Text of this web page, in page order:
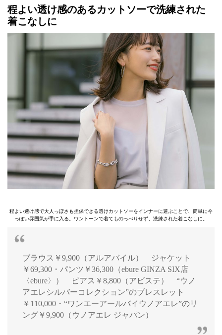
程よい透け感のあるカットソーで洗練された
着こなしに
程よい透け感で大人っぽさも担保できる透けカットソーをインナーに選ぶことで、簡単に今
っぽい雰囲気が手に入る。ワントーンで着てものっぺりせず、洗練された着こなしに。
ブラウス￥9,900（アルアバイル） ジャケット
￥69,300・パンツ￥36,300（ebure GINZA SIX店
〈ebure〉） ピアス￥8,800（アビステ） “ウノ
アエレシルバーコレクション”のブレスレット
￥110,000・“ワンエーアールバイウノアエレ”のリ
ング￥9,900（ウノアエレ ジャパン）